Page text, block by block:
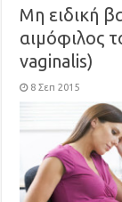
Μη ειδική
αιμόφιλος
vaginalis)
8 Σεπ 2015